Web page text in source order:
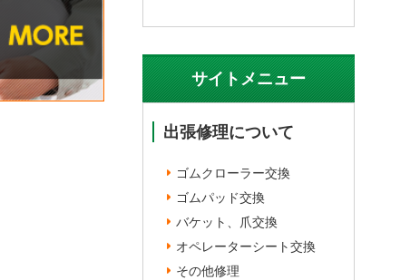
サイトメニュー
出張修理について
ゴムクローラー交換
ゴムパッド交換
バケット、爪交換
オペレーターシート交換
その他修理